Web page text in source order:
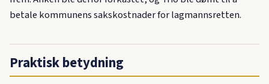
betale kommunens sakskostnader for lagmannsretten.
Praktisk betydning